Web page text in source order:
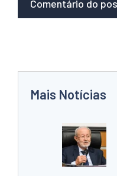
Mais Notícias